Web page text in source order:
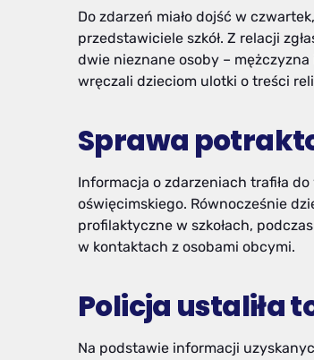
Do zdarzeń miało dojść w
przedstawiciele szkół. Z relacji
dwie nieznane osoby –
wręczali dzieciom ulotki o treści
Sprawa
Informacja o zdarzeniach trafiła
oświęcimskiego. Równocześnie
profilaktyczne w szkołach,
w kontaktach z osobami obcymi.
Policja ustaliła
Na podstawie informacji